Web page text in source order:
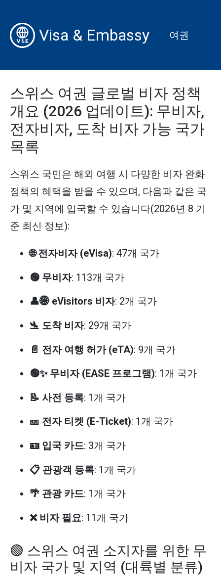
Visa & Embassy 여권
스위스 여권 글로벌 비자 정책
개요 (2026 업데이트): 무비자,
전자비자, 도착 비자 가능 국가
목록
스위스 국민은 해외 여행 시 다양한 비자 완화
정책의 혜택을 받을 수 있으며, 다음과 같은 국
가 및 지역에 입국할 수 있습니다(2026년 8 기
준 최신 정보):
🌐 전자비자 (eVisa): 47개 국가
🟢 무비자: 113개 국가
👤🌐 eVisitors 비자: 2개 국가
🛬 도착 비자: 29개 국가
📄 전자 여행 허가 (eTA): 9개 국가
🟢✨ 무비자 (EASE 프로그램): 1개 국가
📝 사전 등록: 1개 국가
🎫 전자 티켓 (E-Ticket): 1개 국가
🪪 입국 카드: 3개 국가
📋 관광객 등록: 1개 국가
🌴 관광 카드: 1개 국가
❌ 비자 필요: 11개 국가
🟢 스위스 여권 소지자를 위한 무
비자 국가 및 지역 (대륙별 분류)